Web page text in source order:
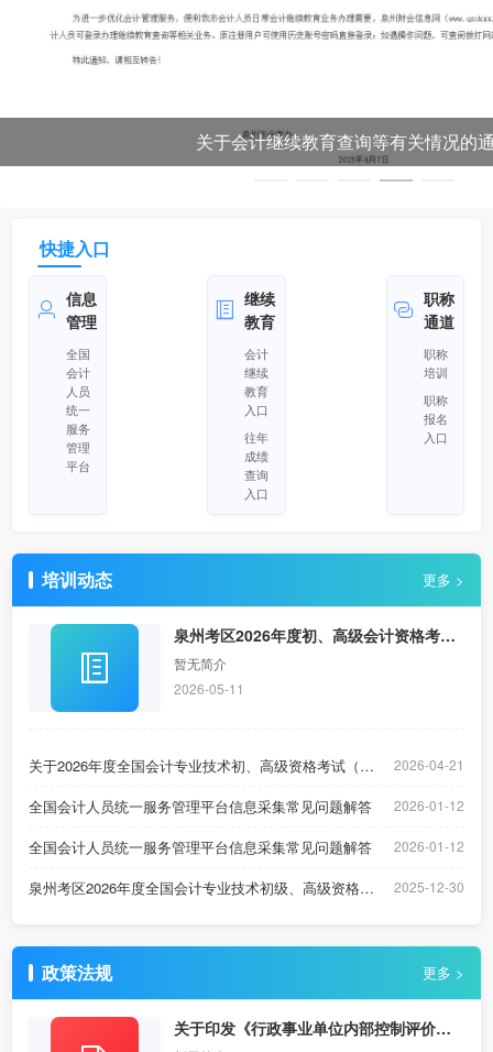
关于会计继续教育查询等有关情况的
快捷入口
信息
管理
全国
会计
人员
统一
服务
管理
平台
继续
教育
会计
继续
教育
入口
往年
成绩
查询
入口
职称
通道
职称
培训
职称
报名
入口
培训动态 更多 >
泉州考区2026年度初、高级会计资格考试
值班电话及出行等有关事项的公告
暂无简介
2026-05-11
关于2026年度全国会计专业技术初、高级资格考试（福建考区）准考证打印的通知 2026-04-21
全国会计人员统一服务管理平台信息采集常见问题解答 2026-01-12
全国会计人员统一服务管理平台信息采集常见问题解答 2026-01-12
泉州考区2026年度全国会计专业技术初级、高级资格考试报名公告 2025-12-30
政策法规 更多 >
关于印发《行政事业单位内部控制评价办